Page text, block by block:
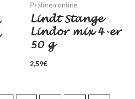
Pralinen online
Lindt Stange
Lindor mix 4-er
50 g
2,59€